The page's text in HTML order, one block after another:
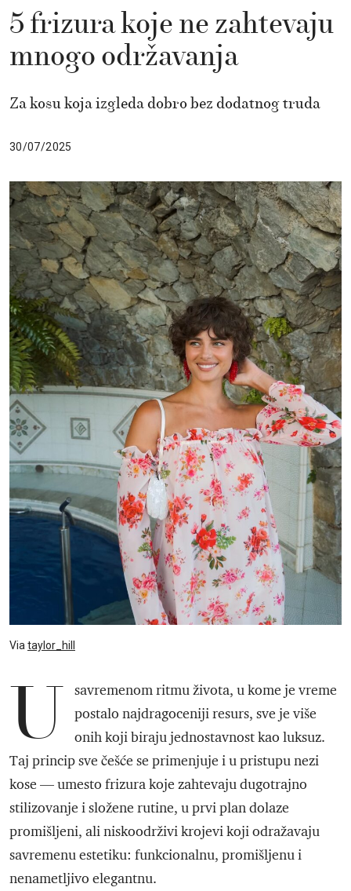
5 frizura koje ne zahtevaju
mnogo održavanja
Za kosu koja izgleda dobro bez dodatnog truda
30/07/2025
Viataylor_hill
U
savremenom ritmu života, u kome je vreme
postalo najdragoceniji resurs, sve je više
onih koji biraju jednostavnost kao luksuz.
Taj princip sve češće se primenjuje i u pristupu nezi
kose — umesto frizura koje zahtevaju dugotrajno
stilizovanje i složene rutine, u prvi plan dolaze
promišljeni, ali niskoodrživi krojevi koji odražavaju
savremenu estetiku: funkcionalnu, promišljenu i
nenametljivo elegantnu.